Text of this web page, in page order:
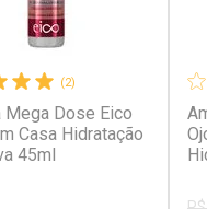
(2)
Mega Dose Eico
Casa Hidratação
45ml